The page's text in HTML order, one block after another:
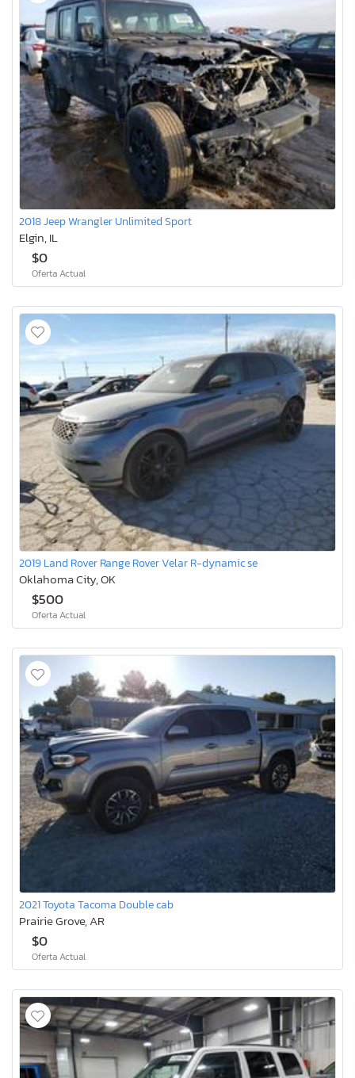
2018 Jeep Wrangler Unlimited Sport
Elgin, IL
$0
Oferta Actual
2019 Land Rover Range Rover Velar R-dynamic se
Oklahoma City, OK
$500
Oferta Actual
2021 Toyota Tacoma Double cab
Prairie Grove, AR
$0
Oferta Actual